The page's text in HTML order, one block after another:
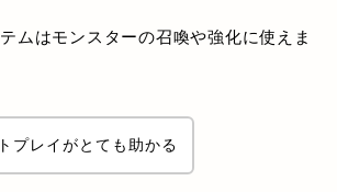
ムはモンスターの召喚や強化に使えま
プレイがとても助かる